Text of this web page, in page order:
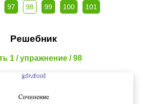
97 98 99 100 101
Решебник
1 / упражнение / 98